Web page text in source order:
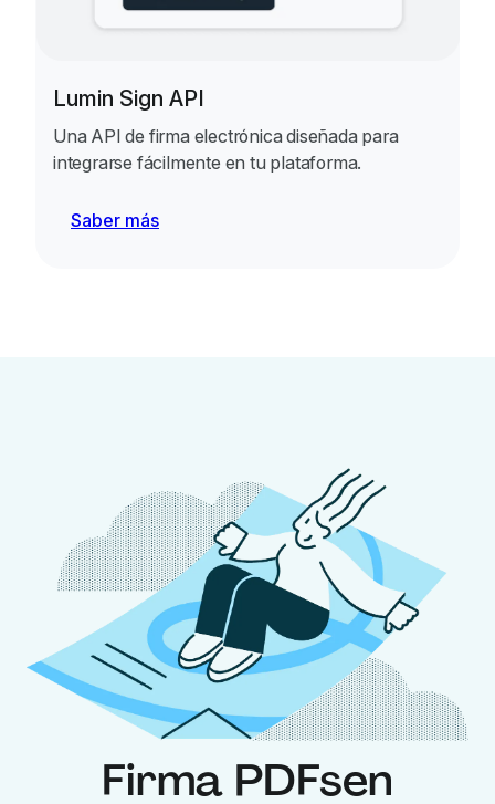
Lumin Sign API
Una API de firma electrónica diseñada para
integrarse fácilmente en tu plataforma.
Saber más
Firma PDFsen